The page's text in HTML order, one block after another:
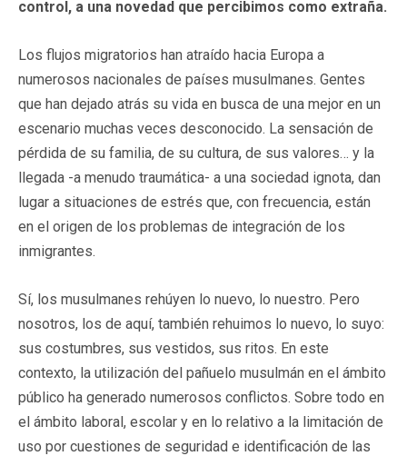
control, a una novedad que percibimos como extraña.
Los flujos migratorios han atraído hacia Europa a
numerosos nacionales de países musulmanes. Gentes
que han dejado atrás su vida en busca de una mejor en un
escenario muchas veces desconocido. La sensación de
pérdida de su familia, de su cultura, de sus valores… y la
llegada -a menudo traumática- a una sociedad ignota, dan
lugar a situaciones de estrés que, con frecuencia, están
en el origen de los problemas de integración de los
inmigrantes.
Sí, los musulmanes rehúyen lo nuevo, lo nuestro. Pero
nosotros, los de aquí, también rehuimos lo nuevo, lo suyo:
sus costumbres, sus vestidos, sus ritos. En este
contexto, la utilización del pañuelo musulmán en el ámbito
público ha generado numerosos conflictos. Sobre todo en
el ámbito laboral, escolar y en lo relativo a la limitación de
uso por cuestiones de seguridad e identificación de las